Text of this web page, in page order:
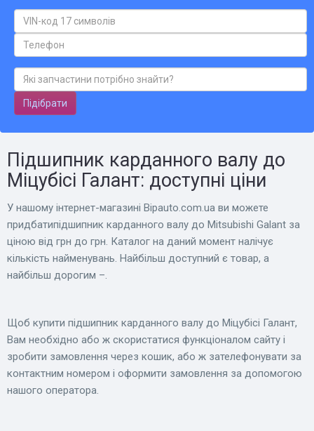
Підібрати
Підшипник карданного валу до
Міцубісі Галант: доступні ціни
У нашому інтернет-магазині Bіpauto.com.ua ви можете
придбатипідшипник карданного валу до Mitsubishi Galant за
ціною від грн до грн. Каталог на даний момент налічує
кількість найменувань. Найбільш доступний є товар, а
найбільш дорогим –.
Щоб купити підшипник карданного валу до Міцубісі Галант,
Вам необхідно або ж скористатися функціоналом сайту і
зробити замовлення через кошик, або ж зателефонувати за
контактним номером і оформити замовлення за допомогою
нашого оператора.